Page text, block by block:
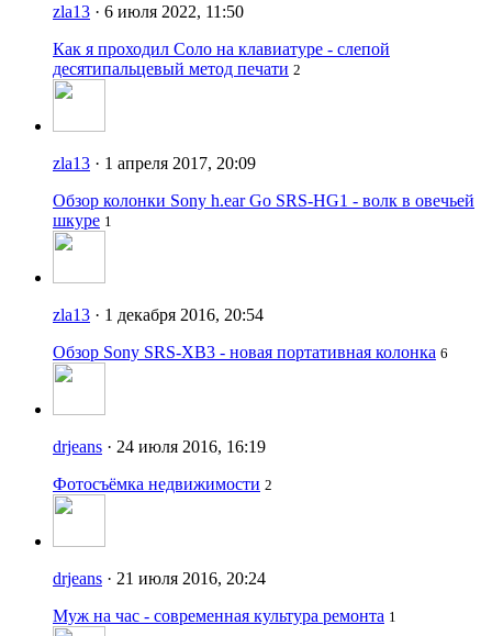
zla13 · 6 июля 2022, 11:50
Как я проходил Соло на клавиатуре - слепой
десятипальцевый метод печати 2
zla13 · 1 апреля 2017, 20:09
Обзор колонки Sony h.ear Go SRS-HG1 - волк в овечьей
шкуре 1
zla13 · 1 декабря 2016, 20:54
Обзор Sony SRS-XB3 - новая портативная колонка 6
drjeans · 24 июля 2016, 16:19
Фотосъёмка недвижимости 2
drjeans · 21 июля 2016, 20:24
Муж на час - современная культура ремонта 1